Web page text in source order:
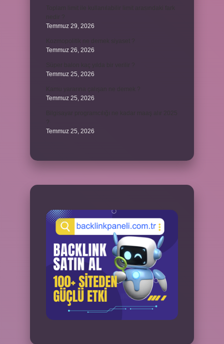
Temmuz 29, 2026
Temmuz 26, 2026
Temmuz 25, 2026
Temmuz 25, 2026
Temmuz 25, 2026